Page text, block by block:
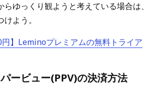
ゆっくり観ようと考えている場合は、
よう。
】Leminoプレミアムの無料トライア
ービュー(PPV)の決済方法